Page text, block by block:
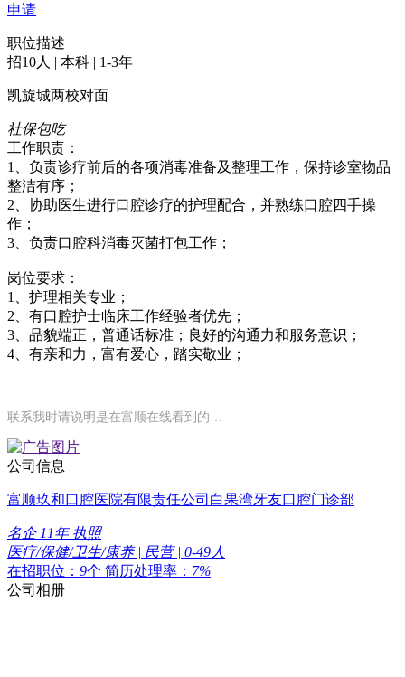
申请
职位描述
招10人 | 本科 | 1-3年
凯旋城两校对面
社保包吃
工作职责：
1、负责诊疗前后的各项消毒准备及整理工作，保持诊室物品
整洁有序；
2、协助医生进行口腔诊疗的护理配合，并熟练口腔四手操
作；
3、负责口腔科消毒灭菌打包工作；
岗位要求：
1、护理相关专业；
2、有口腔护士临床工作经验者优先；
3、品貌端正，普通话标准；良好的沟通力和服务意识；
4、有亲和力，富有爱心，踏实敬业；
联系我时请说明是在富顺在线看到的…
公司信息
富顺玖和口腔医院有限责任公司白果湾牙友口腔门诊部
名企 11年 执照
医疗/保健/卫生/康养 | 民营 | 0-49人
在招职位： 9个 简历处理率： 7%
公司相册